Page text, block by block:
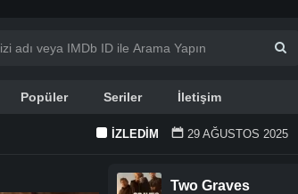
Popüler Seriler İletişim
İZLEDIM 29 AĞUSTOS 2025
Two Graves